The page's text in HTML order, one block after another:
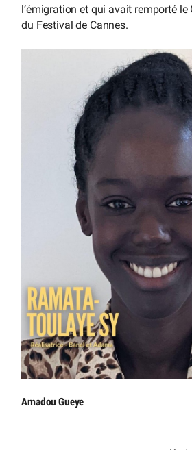
l’émigration et qui avait remporté
du Festival de Cannes.
Amadou Gueye